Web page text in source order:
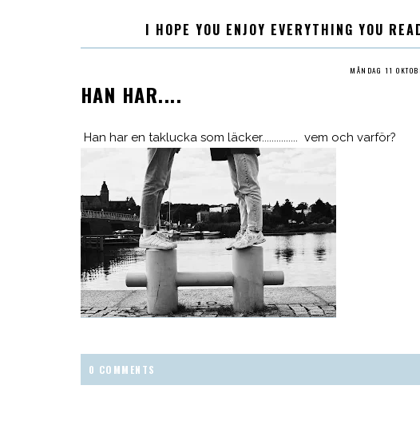
I HOPE YOU ENJOY EVERYTHING YOU
MÅNDAG 11
HAN HAR....
Han har en taklucka som läcker............... vem och varför?
0 COMMENTS